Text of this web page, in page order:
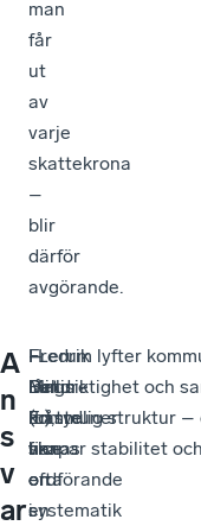
man
får
ut
av
varje
skattekrona
–
blir
därför
avgörande.
A
n
s
v
ar
Fredrik
Pallin
(L),
vice
ordförande
i
–
Det
måste
finnas
en
systematik
–
Mindre
kommuner
har
ofta
en
I Lerum lyfter
långsiktighet och
En tydlig struktur –
skapar stabilitet